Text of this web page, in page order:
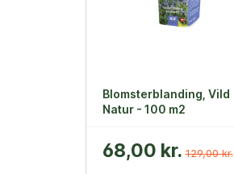
Blomsterblanding, Vild
Natur - 100 m2
68,00 kr.129,00 kr.